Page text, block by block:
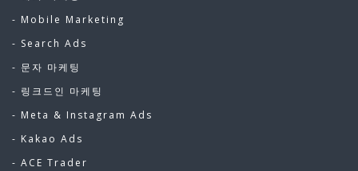
- Mobile Marketing
- Search Ads
- 문자 마케팅
- 링크드인 마케팅
- Meta & Instagram Ads
- Kakao Ads
- ACE Trader